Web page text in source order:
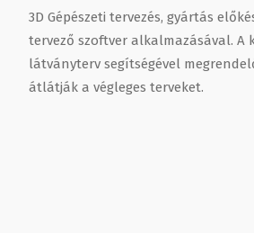
3D Gépészeti tervezés, gyártás
tervező szoftver alkalmazásával. A
látványterv segítségével
átlátják a végleges terveket.